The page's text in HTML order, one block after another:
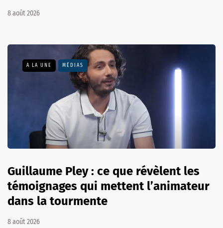
8 août 2026
A LA UNE MÉDIAS
Guillaume Pley : ce que révèlent les
témoignages qui mettent l’animateur
dans la tourmente
8 août 2026